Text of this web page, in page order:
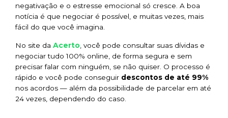
negativação e o estresse emocional só cresce. A boa
notícia é que negociar é possível, e muitas vezes, mais
fácil do que você imagina.
No site da Acerto , você pode consultar suas dívidas e
negociar tudo 100% online, de forma segura e sem
precisar falar com ninguém, se não quiser. O processo é
rápido e você pode conseguir descontos de até 99%
nos acordos — além da possibilidade de parcelar em até
24 vezes, dependendo do caso.